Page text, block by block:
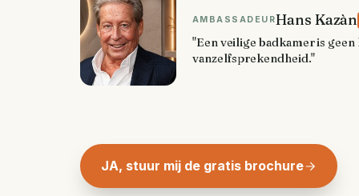
AMBASSADEURHans Kazàn
"Een veilige badkamer is
vanzelfsprekendheid."
JA, stuur mij de gratis brochure